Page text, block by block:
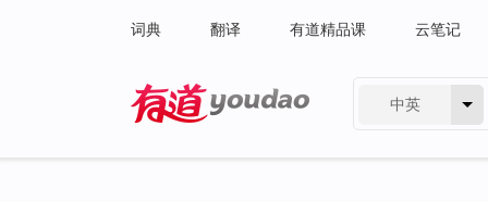
词典 翻译 有道精品课 云笔记
中英